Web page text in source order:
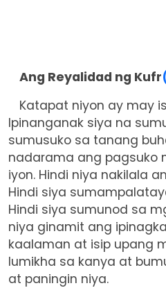
Ang Reyalidad ng Kufr
Katapat niyon ay may
Ipinanganak siya na
sumusuko sa tanang
nadarama ang pagsuko
iyon. Hindi niya nakilala
Hindi siya
Hindi siya sumunod sa
niya ginamit ang
kaalaman at isip upang
lumikha sa kanya at
at paningin niya.